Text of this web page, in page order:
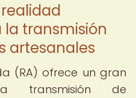
transmisión
artesanales
(RA) ofrece un gran
transmisión de